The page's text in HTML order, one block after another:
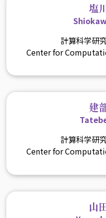
塩
計算科学研
Center for
建
計算科学研
Center for
山